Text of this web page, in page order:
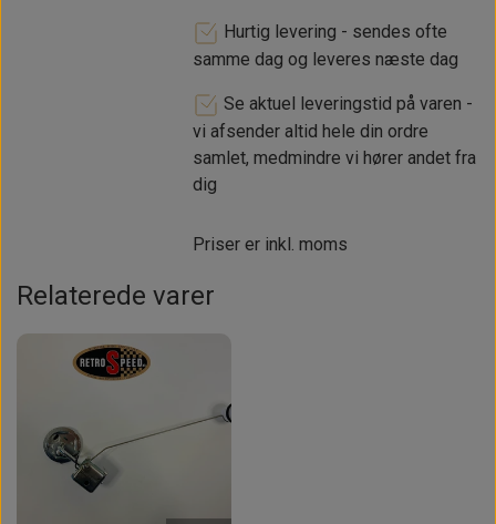
Hurtig levering - sendes ofte
samme dag og leveres næste dag
Se aktuel leveringstid på varen -
vi afsender altid hele din ordre
samlet, medmindre vi hører andet fra
dig
Priser er inkl. moms
Relaterede varer